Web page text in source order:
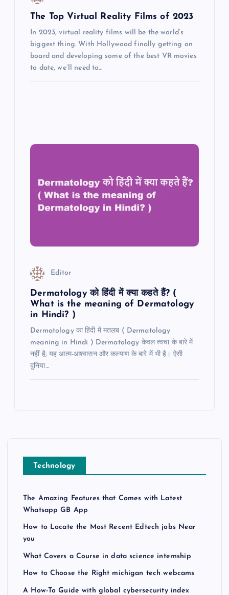
The Top Virtual Reality Films of 2023
In 2023, virtual reality films will be the world’s
biggest thing. With Hollywood finally getting on
board and developing some of the best VR movies
to date, we’ll need to…
Editor
Dermatology को हिंदी में क्या कहते हैं? (
What is the meaning of Dermatology
in Hindi? )
Dermatology का हिंदी में मतलब ( Dermatology
meaning in Hindi ) Dermatology केवल त्वचा के बारे में
नहीं है; यह आत्म-आश्वासन और कल्याण के बारे में भी है। ऐसी
दुनिया…
Technology
The Amazing Features that Comes with Latest
Whatsapp GB App
How to Locate the Most Recent Edtech jobs Near
you
What Covers a Course in data science internship
How to Choose the Right michigan tech webcams
A How-To Guide with global cybersecurity index